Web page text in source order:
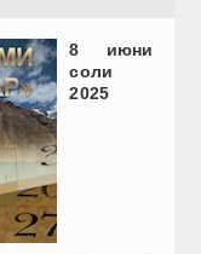
8 июни
соли
2025